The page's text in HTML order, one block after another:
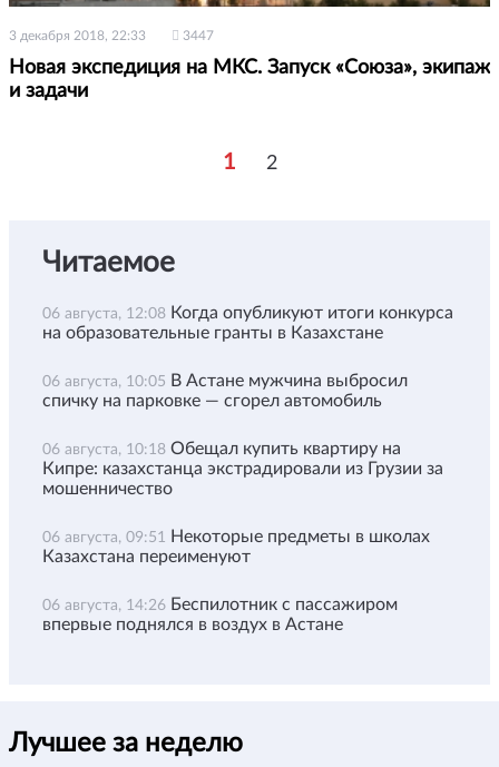
3 декабря 2018, 22:33 3447
Новая экспедиция на МКС. Запуск «Союза», экипаж
и задачи
1 2
Читаемое
06 августа, 12:08 Когда опубликуют итоги конкурса
на образовательные гранты в Казахстане
06 августа, 10:05 В Астане мужчина выбросил
спичку на парковке — сгорел автомобиль
06 августа, 10:18 Обещал купить квартиру на
Кипре: казахстанца экстрадировали из Грузии за
мошенничество
06 августа, 09:51
Некоторые предметы в школах
Казахстана переименуют
06 августа, 14:26 Беспилотник с пассажиром
впервые поднялся в воздух в Астане
Лучшее за неделю